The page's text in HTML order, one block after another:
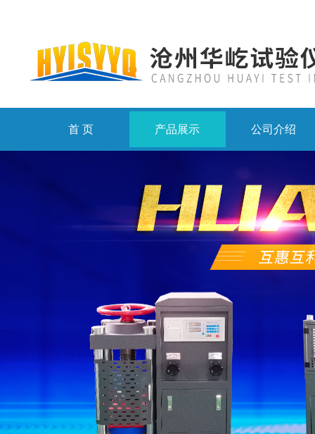
首 页 产品展示 公司介绍